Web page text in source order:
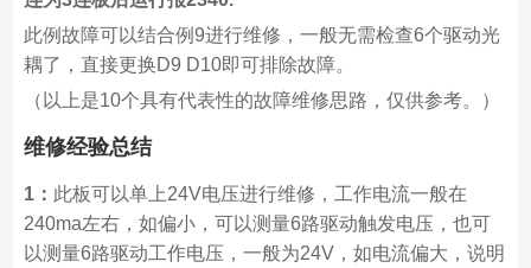
此例故障可以结合例9进行维修，一般无需检查6个驱动光
耦了，直接更换D9 D10即可排除故障。
（以上是10个具有代表性的故障维修思路，仅供参考。）
维修经验总结
1： 此板可以单上24V电压进行维修，工作电流一般在
240ma左右，如偏小，可以测量6路驱动触发电压，也可
以测量6路驱动工作电压，一般为24V，如电流偏大，说明